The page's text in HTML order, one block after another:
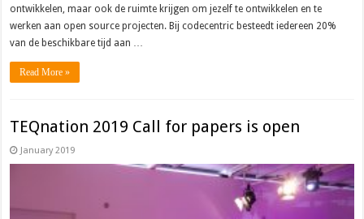
ontwikkelen, maar ook de ruimte krijgen om jezelf te ontwikkelen en te
werken aan open source projecten. Bij codecentric besteedt iedereen 20%
van de beschikbare tijd aan …
Read More »
TEQnation 2019 Call for papers is open
January 2019